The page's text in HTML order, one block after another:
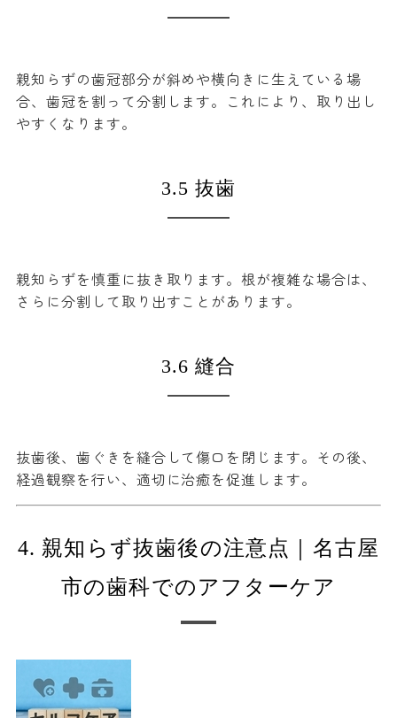
親知らずの歯冠部分が斜めや横向きに生えている場
合、歯冠を割って分割します。これにより、取り出し
やすくなります。
3.5 抜歯
親知らずを慎重に抜き取ります。根が複雑な場合は、
さらに分割して取り出すことがあります。
3.6 縫合
抜歯後、歯ぐきを縫合して傷口を閉じます。その後、
経過観察を行い、適切に治癒を促進します。
4. 親知らず抜歯後の注意点｜名古屋
市の歯科でのアフターケア